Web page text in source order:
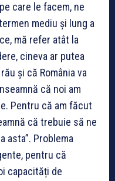
care le facem, ne
mediu și lung a
mă refer atât la
cineva ar putea
și că România va
că noi am
Pentru că am făcut
că trebuie să ne
asta”. Problema
pentru că
capacități de